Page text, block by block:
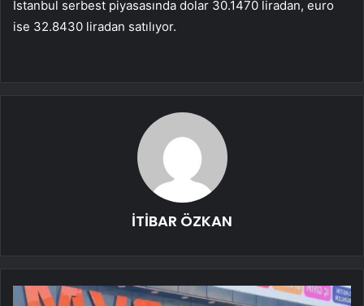
İstanbul serbest piyasasında dolar 30.1470 liradan, euro
ise 32.8430 liradan satılıyor.
İTİBAR ÖZKAN